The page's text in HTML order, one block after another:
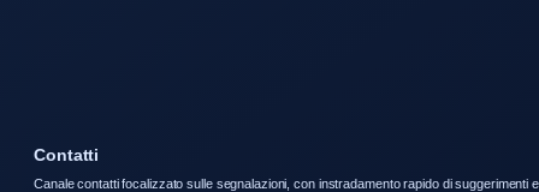
Contatti
Canale contatti focalizzato sulle segnalazioni, con instradamento rapido di suggerimenti e